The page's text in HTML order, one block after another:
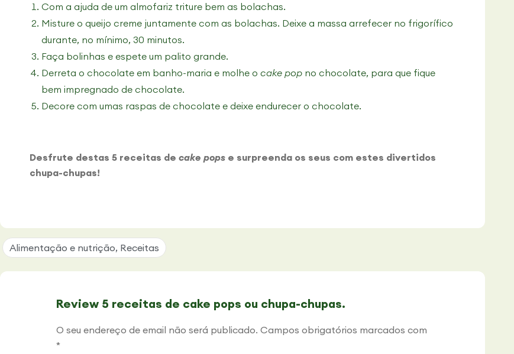
Com a ajuda de um almofariz triture bem as bolachas.
Misture o queijo creme juntamente com as bolachas. Deixe a massa arrefecer no frigorífico
durante, no mínimo, 30 minutos.
Faça bolinhas e espete um palito grande.
Derreta o chocolate em banho-maria e molhe o cake pop no chocolate, para que fique
bem impregnado de chocolate.
Decore com umas raspas de chocolate e deixe endurecer o chocolate.
Desfrute destas 5 receitas de cake pops e surpreenda os seus com estes divertidos
chupa-chupas!
Alimentação e nutrição, Receitas
Review 5 receitas de cake pops ou chupa-chupas.
O seu endereço de email não será publicado. Campos obrigatórios marcados com
*